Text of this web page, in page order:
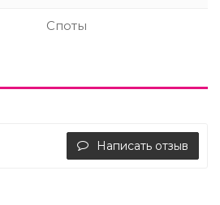
Споты
Написать отзыв